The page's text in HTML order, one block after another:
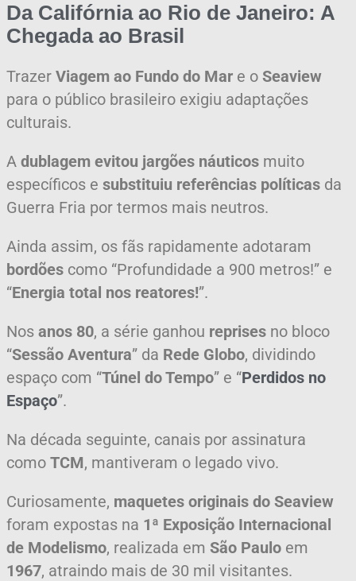
Da Califórnia ao Rio de Janeiro: A
Chegada ao Brasil
Trazer Viagem ao Fundo do Mar e o Seaview
para o público brasileiro exigiu adaptações
culturais.
A dublagem evitou jargões náuticos muito
específicos e substituiu referências políticas da
Guerra Fria por termos mais neutros.
Ainda assim, os fãs rapidamente adotaram
bordões como “Profundidade a 900 metros!” e
“Energia total nos reatores!”.
Nos anos 80, a série ganhou reprises no bloco
“Sessão Aventura” da Rede Globo, dividindo
espaço com “Túnel do Tempo” e “Perdidos no
Espaço”.
Na década seguinte, canais por assinatura
como TCM, mantiveram o legado vivo.
Curiosamente, maquetes originais do Seaview
foram expostas na 1ª Exposição Internacional
de Modelismo, realizada em São Paulo em
1967, atraindo mais de 30 mil visitantes.